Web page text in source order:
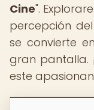
Cine".
percepción
se convierte
gran pantalla.
este